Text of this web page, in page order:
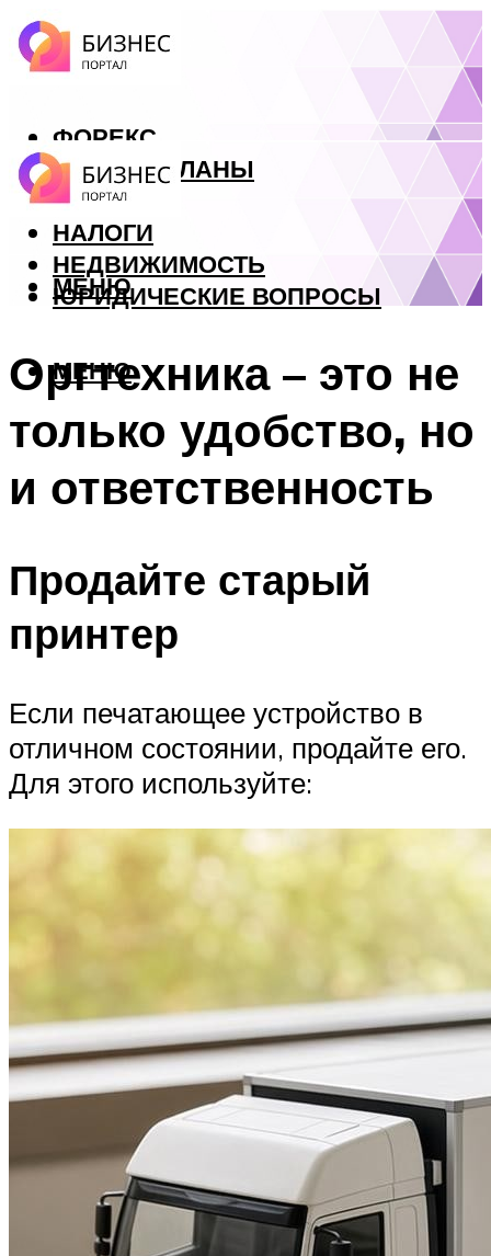
ФОРЕКС
БИЗНЕС ПЛАНЫ
КРЕДИТЫ
НАЛОГИ
НЕДВИЖИМОСТЬ
ЮРИДИЧЕСКИЕ ВОПРОСЫ
МЕНЮ
МЕНЮ
Оргтехника – это не
только удобство, но
и ответственность
Продайте старый
принтер
Если печатающее устройство в
отличном состоянии, продайте его.
Для этого используйте: